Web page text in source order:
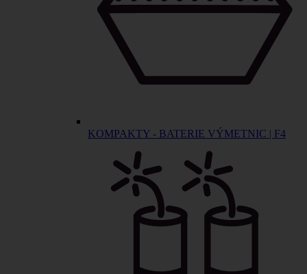
KOMPAKTY - BATERIE VÝMETNIC | F4